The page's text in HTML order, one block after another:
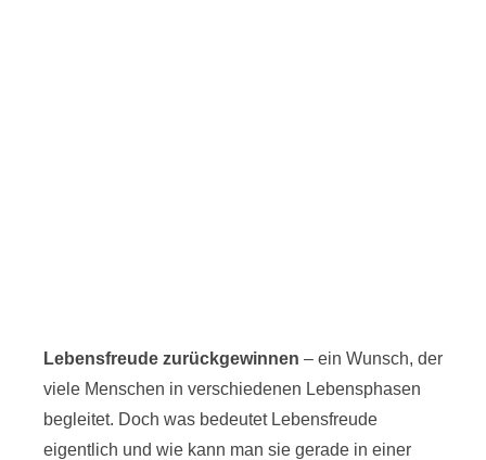
Lebensfreude zurückgewinnen – ein Wunsch, der
viele Menschen in verschiedenen Lebensphasen
begleitet. Doch was bedeutet Lebensfreude
eigentlich und wie kann man sie gerade in einer